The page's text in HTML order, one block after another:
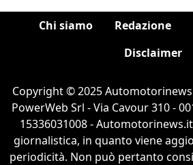
Chi siamo Redazione
Disclaimer
Copyright © 2025
PowerWeb Srl - Via Cavour 310 -
15336031008 -
giornalistica, in quanto viene
periodicità. Non può pertanto